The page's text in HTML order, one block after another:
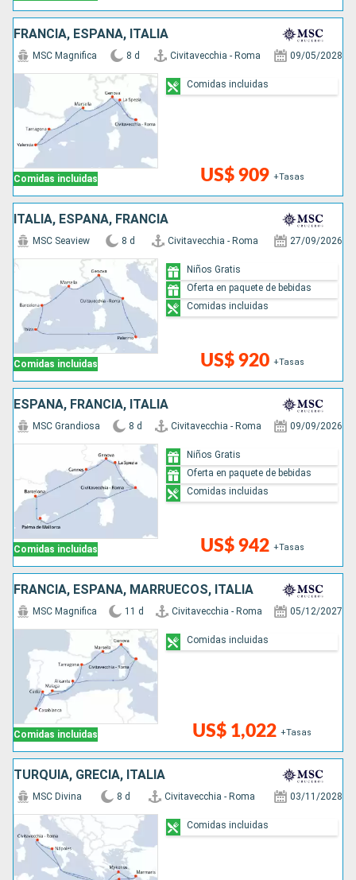
FRANCIA, ESPAÑA, ITALIA
Comidas incluidas
MSC Magnifica 8 d Civitavecchia - Roma 09/05/2028
US$ 909 +Tasas
Comidas incluidas
ITALIA, ESPAÑA, FRANCIA
Comidas incluidas
MSC Seaview 8 d Civitavecchia - Roma 27/09/2026
US$ 920 +Tasas
Niños Gratis
Oferta en paquete de bebidas
Comidas incluidas
ESPAÑA, FRANCIA, ITALIA
Comidas incluidas
MSC Grandiosa 8 d Civitavecchia - Roma 09/09/2026
US$ 942 +Tasas
Niños Gratis
Oferta en paquete de bebidas
Comidas incluidas
FRANCIA, ESPAÑA, MARRUECOS, ITALIA
Comidas incluidas
MSC Magnifica 11 d Civitavecchia - Roma 05/12/2027
US$ 1,022 +Tasas
Comidas incluidas
TURQUÍA, GRECIA, ITALIA
MSC Divina 8 d Civitavecchia - Roma 03/11/2028
Comidas incluidas